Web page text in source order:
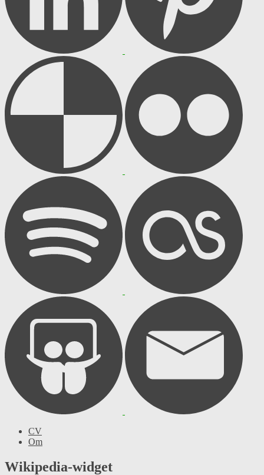
CV
Om
Wikipedia-widget